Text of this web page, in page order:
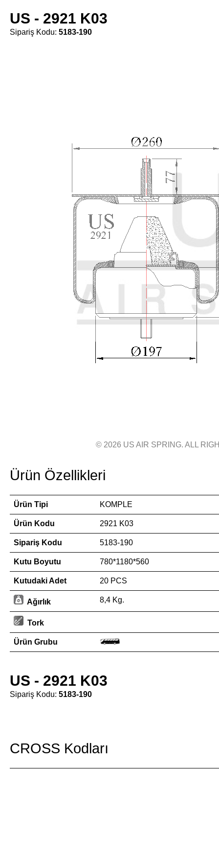
US - 2921 K03
Sipariş Kodu: 5183-190
© 2026 US AIR SPRING. ALL
Ürün Özellikleri
Ürün Tipi KOMPLE
Ürün Kodu 2921 K03
Sipariş Kodu 5183-190
Kutu Boyutu 780*1180*560
Kutudaki Adet 20 PCS
Ağırlık 8,4 Kg.
Tork
Ürün Grubu
US - 2921 K03
Sipariş Kodu: 5183-190
CROSS Kodları